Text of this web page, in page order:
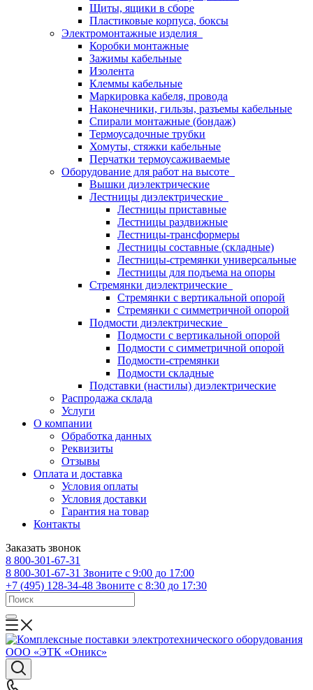
Щиты, ящики в сборе
Пластиковые корпуса, боксы
Электромонтажные изделия
Коробки монтажные
Зажимы кабельные
Изолента
Клеммы кабельные
Маркировка кабеля, провода
Наконечники, гильзы, разъемы кабельные
Спирали монтажные (бондаж)
Термоусадочные трубки
Хомуты, стяжки кабельные
Перчатки термоусаживаемые
Оборудование для работ на высоте
Вышки диэлектрические
Лестницы диэлектрические
Лестницы приставные
Лестницы раздвижные
Лестницы-трансформеры
Лестницы составные (складные)
Лестницы-стремянки универсальные
Лестницы для подъема на опоры
Стремянки диэлектрические
Стремянки с вертикальной опорой
Стремянки с симметричной опорой
Подмости диэлектрические
Подмости с вертикальной опорой
Подмости с симметричной опорой
Подмости-стремянки
Подмости складные
Подставки (настилы) диэлектрические
Распродажа склада
Услуги
О компании
Обработка данных
Реквизиты
Отзывы
Оплата и доставка
Условия оплаты
Условия доставки
Гарантия на товар
Контакты
Заказать звонок
8 800-301-67-31
8 800-301-67-31 Звоните с 9:00 до 17:00
+7 (495) 128-34-48 Звоните с 8:30 до 17:30